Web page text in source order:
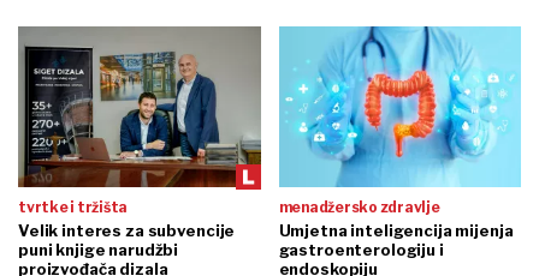
tvrtke i tržišta
Velik interes za subvencije
puni knjige narudžbi
proizvođača dizala
menadžersko zdravlje
Umjetna inteligencija mijenja
gastroenterologiju i
endoskopiju